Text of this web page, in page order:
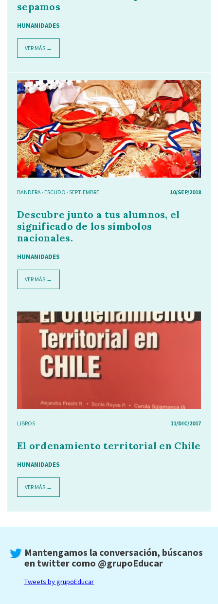
sepamos
HUMANIDADES
VER MÁS →
BANDERA · ESCUDO · SEPTIEMBRE 10/SEP/2018
Descubre junto a tus alumnos, el
significado de los símbolos
nacionales.
HUMANIDADES
VER MÁS →
LIBROS 11/DIC/2017
El ordenamiento territorial en Chile
HUMANIDADES
VER MÁS →
Mantengamos la conversación, búscanos
en twitter como @grupoEducar
Tweets by grupoEducar